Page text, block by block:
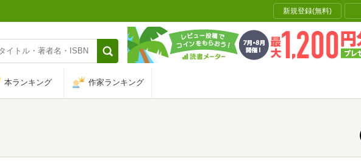
新規登録(無料)
本ランキング 作家ランキング